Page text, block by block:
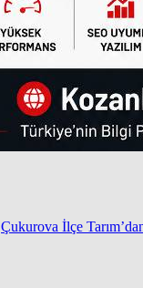
Çukurova İlçe